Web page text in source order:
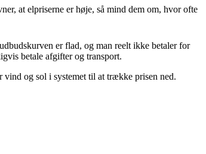
at elpriserne er høje, så mind dem om, hvor ofte
er flad, og man reelt ikke betaler for
betale afgifter og transport.
vind og sol i systemet til at trække prisen ned.